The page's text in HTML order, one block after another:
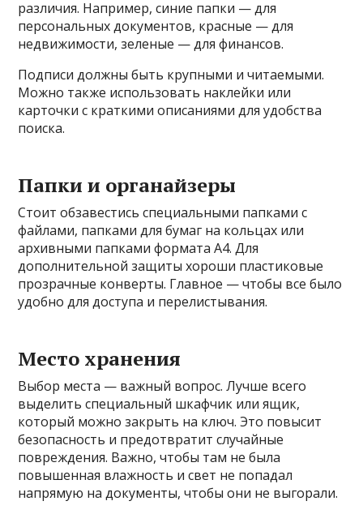
различия. Например, синие папки — для
персональных документов, красные — для
недвижимости, зеленые — для финансов.
Подписи должны быть крупными и читаемыми.
Можно также использовать наклейки или
карточки с краткими описаниями для удобства
поиска.
Папки и органайзеры
Стоит обзавестись специальными папками с
файлами, папками для бумаг на кольцах или
архивными папками формата А4. Для
дополнительной защиты хороши пластиковые
прозрачные конверты. Главное — чтобы все было
удобно для доступа и перелистывания.
Место хранения
Выбор места — важный вопрос. Лучше всего
выделить специальный шкафчик или ящик,
который можно закрыть на ключ. Это повысит
безопасность и предотвратит случайные
повреждения. Важно, чтобы там не была
повышенная влажность и свет не попадал
напрямую на документы, чтобы они не выгорали.